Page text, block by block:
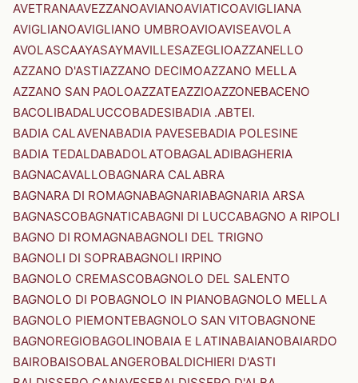
AVETRANAAVEZZANOAVIANOAVIATICOAVIGLIANA
AVIGLIANOAVIGLIANO UMBROAVIOAVISEAVOLA
AVOLASCAAYASAYMAVILLESAZEGLIOAZZANELLO
AZZANO D'ASTIAZZANO DECIMOAZZANO MELLA
AZZANO SAN PAOLOAZZATEAZZIOAZZONEBACENO
BACOLIBADALUCCOBADESIBADIA .ABTEI.
BADIA CALAVENABADIA PAVESEBADIA POLESINE
BADIA TEDALDABADOLATOBAGALADIBAGHERIA
BAGNACAVALLOBAGNARA CALABRA
BAGNARA DI ROMAGNABAGNARIABAGNARIA ARSA
BAGNASCOBAGNATICABAGNI DI LUCCABAGNO A RIPOLI
BAGNO DI ROMAGNABAGNOLI DEL TRIGNO
BAGNOLI DI SOPRABAGNOLI IRPINO
BAGNOLO CREMASCOBAGNOLO DEL SALENTO
BAGNOLO DI POBAGNOLO IN PIANOBAGNOLO MELLA
BAGNOLO PIEMONTEBAGNOLO SAN VITOBAGNONE
BAGNOREGIOBAGOLINOBAIA E LATINABAIANOBAIARDO
BAIROBAISOBALANGEROBALDICHIERI D'ASTI